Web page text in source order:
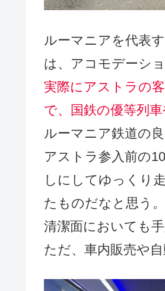
ルーマニアを代表
は、アコモデーシ
実際にアストラの
で、国鉄の優等列
ルーマニア鉄道の
アストラ参入前の
しにしてゆっくり
たものだなと思う。
清潔面においても
ただ、車内販売や自